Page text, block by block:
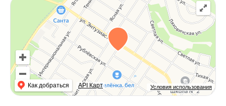
Условия использования
Как добраться API Карт